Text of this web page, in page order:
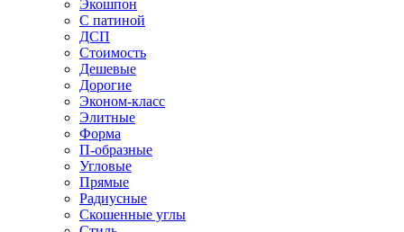
Экошпон
С патиной
ДСП
Стоимость
Дешевые
Дорогие
Эконом-класс
Элитные
Форма
П-образные
Угловые
Прямые
Радиусные
Скошенные углы